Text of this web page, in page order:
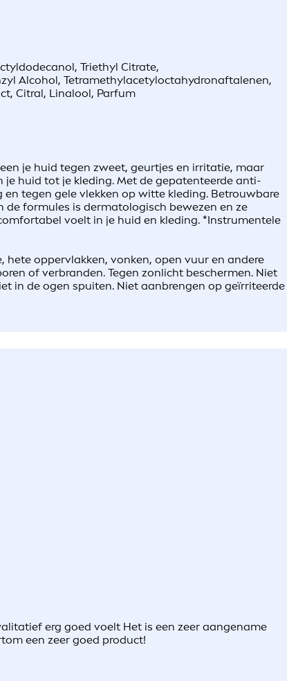
Triethyl Citrate,
Alcohol, Tetramethylacetyloctahydronaftalenen,
Citral, Linalool, Parfum
je huid tegen zweet, geurtjes en irritatie, maar
je huid tot je kleding. Met de gepatenteerde anti-
tegen gele vlekken op witte kleding. Betrouwbare
formules is dermatologisch bewezen en ze
voelt in je huid en kleding. *Instrumentele
oppervlakken, vonken, open vuur en andere
of verbranden. Tegen zonlicht beschermen. Niet
in de ogen spuiten. Niet aanbrengen op geïrriteerde
erg goed voelt Het is een zeer aangename
een zeer goed product!